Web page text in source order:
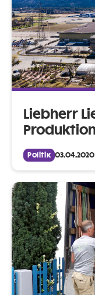
Liebherr
Politik 03.04.2020